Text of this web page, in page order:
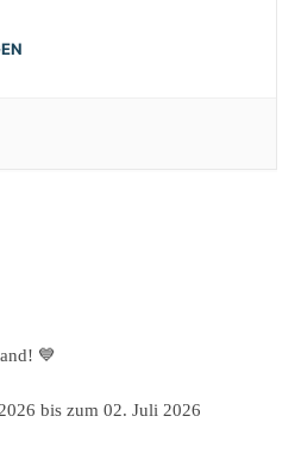
💙
bis zum 02. Juli 2026